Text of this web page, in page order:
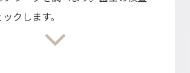
クします。